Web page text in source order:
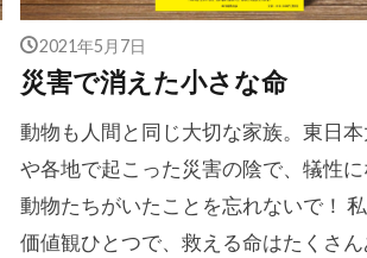
2021年5月7日
災害で消えた小さな命
動物も人間と同じ大切な家族。東日本
や各地で起こった災害の陰で、犠性に
動物たちがいたことを忘れないで！
価値観ひとつで、救える命はたくさ